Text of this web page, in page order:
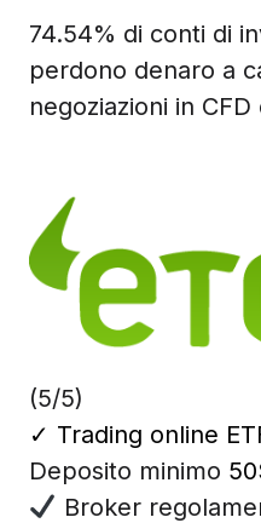
74.54% di conti di
perdono denaro a
negoziazioni in
(5/5)
✓ Trading online
Deposito minimo
Broker